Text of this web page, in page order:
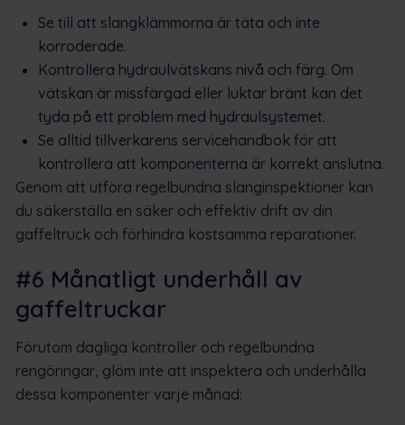
Se till att slangklämmorna är täta och inte
korroderade.
Kontrollera hydraulvätskans nivå och färg. Om
vätskan är missfärgad eller luktar bränt kan det
tyda på ett problem med hydraulsystemet.
Se alltid tillverkarens servicehandbok för att
kontrollera att komponenterna är korrekt anslutna.
Genom att utföra regelbundna slanginspektioner kan
du säkerställa en säker och effektiv drift av din
gaffeltruck och förhindra kostsamma reparationer.
#6 Månatligt underhåll av
gaffeltruckar
Förutom dagliga kontroller och regelbundna
rengöringar, glöm inte att inspektera och underhålla
dessa komponenter varje månad: